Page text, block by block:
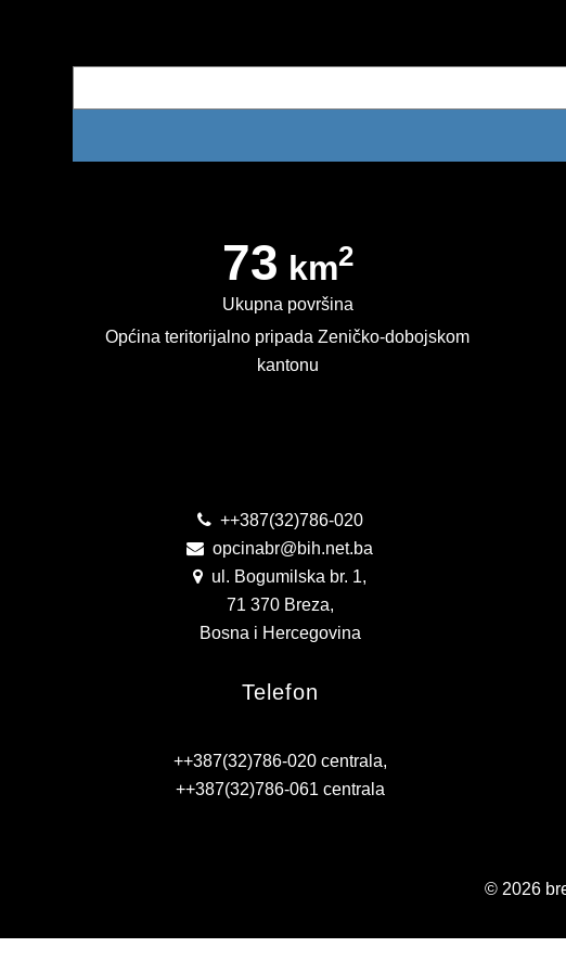
73 km2
Ukupna površina
Općina teritorijalno pripada Zeničko-dobojskom
kantonu
++387(32)786-020
opcinabr@bih.net.ba
ul. Bogumilska br. 1,
71 370 Breza,
Bosna i Hercegovina
Telefon
++387(32)786-020 centrala,
++387(32)786-061 centrala
© 2026